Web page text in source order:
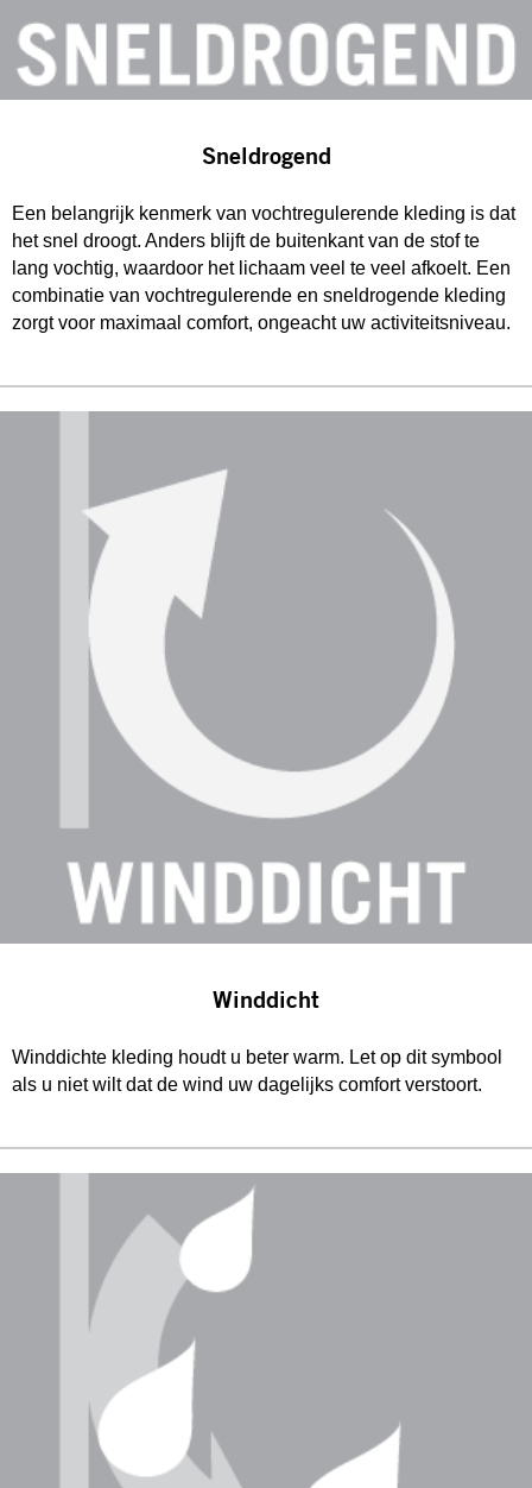
Sneldrogend
Een belangrijk kenmerk van vochtregulerende kleding is dat
het snel droogt. Anders blijft de buitenkant van de stof te
lang vochtig, waardoor het lichaam veel te veel afkoelt. Een
combinatie van vochtregulerende en sneldrogende kleding
zorgt voor maximaal comfort, ongeacht uw activiteitsniveau.
Winddicht
Winddichte kleding houdt u beter warm. Let op dit symbool
als u niet wilt dat de wind uw dagelijks comfort verstoort.